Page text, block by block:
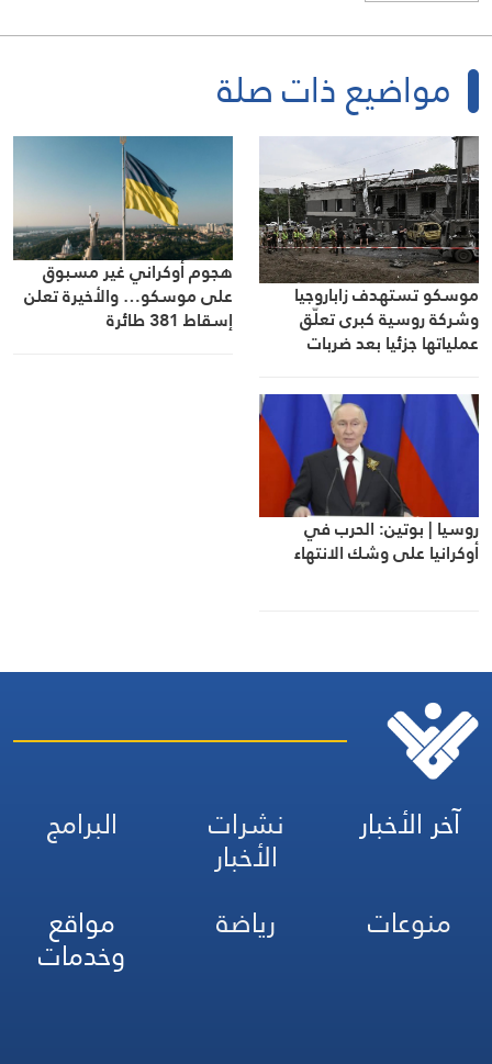
مواضيع ذات صلة
موسكو تستهدف زاباروجيا
وشركة روسية كبرى تعلّق
عملياتها جزئيا بعد ضربات
هجوم أوكراني غير مسبوق
على موسكو… والأخيرة تعلن
إسقاط 381 طائرة
روسيا | بوتين: الحرب في
أوكرانيا على وشك الانتهاء
آخر الأخبار نشرات
الأخبار
البرامج
منوعات
رياضة مواقع
وخدمات